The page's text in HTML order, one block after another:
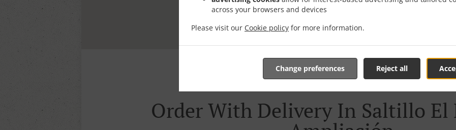
across your browsers and devices
Please visit our Cookie policy for more information.
Reject all
Change preferences
,
Order With Delivery In Saltillo El